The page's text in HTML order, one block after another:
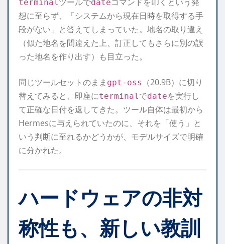
terminal date
想に至らず、「システムから現在日時を取得する手
段がない」と答えてしまっていた。地名の取り違え
（似た地名を間違えた上、訂正してもさらに別の誤
った地名を作り出す）も目立った。
同じツールセットのまま gpt-oss
（20.9B）に切り
替えてみると、即座にterminalでdateを実行し
て正確な日付を返してきた。ツール自体は最初から
Hermesに与えられていたのに、それを「使う」と
いう判断に至れるかどうかが、モデルサイズで明確
に分かれた。
ハードウェアの非対
称性も、新しい教訓